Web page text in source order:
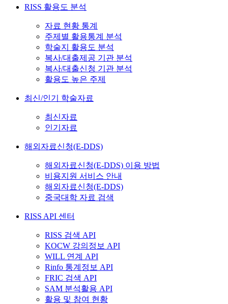
RISS 활용도 분석
자료 현황 통계
주제별 활용통계 분석
학술지 활용도 분석
복사/대출제공 기관 분석
복사/대출신청 기관 분석
활용도 높은 주제
최신/인기 학술자료
최신자료
인기자료
해외자료신청(E-DDS)
해외자료신청(E-DDS) 이용 방법
비용지원 서비스 안내
해외자료신청(E-DDS)
중국대학 자료 검색
RISS API 센터
RISS 검색 API
KOCW 강의정보 API
WILL 연계 API
Rinfo 통계정보 API
FRIC 검색 API
SAM 분석활용 API
활용 및 참여 현황